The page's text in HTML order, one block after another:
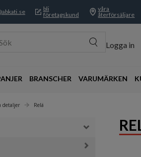
bli
företagskund
våra
återförsäljare
Logga in
BRANSCHER VARUMÄRKEN
detaljer Relä